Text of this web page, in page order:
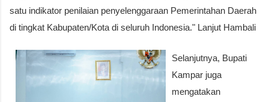
satu indikator penilaian penyelenggaraan Pemerintahan Daerah
di tingkat Kabupaten/Kota di seluruh Indonesia." Lanjut Hambali
Selanjutnya, Bupati
Kampar juga
mengatakan